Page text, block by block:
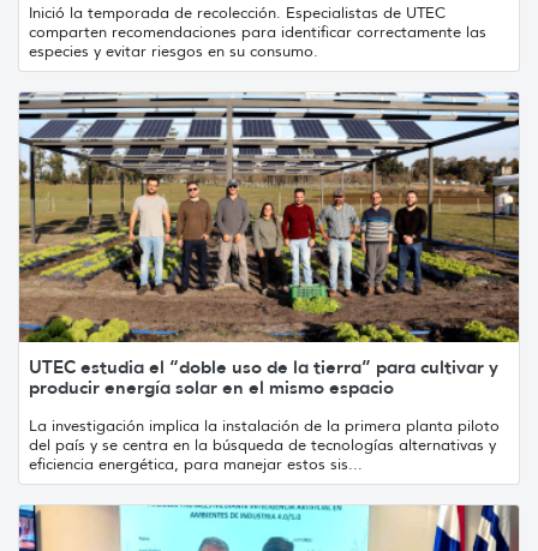
Inició la temporada de recolección. Especialistas de UTEC
comparten recomendaciones para identificar correctamente las
especies y evitar riesgos en su consumo.
UTEC estudia el “doble uso de la tierra” para cultivar y
producir energía solar en el mismo espacio
La investigación implica la instalación de la primera planta piloto
del país y se centra en la búsqueda de tecnologías alternativas y
eficiencia energética, para manejar estos sis...